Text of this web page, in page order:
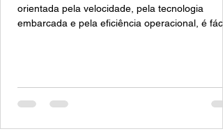
orientada pela velocidade, pela tecnologia
embarcada e pela eficiência operacional, é fácil
destacam números de cruzeiro porque são